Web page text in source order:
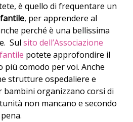
è quello di frequentare un
, per apprendere al
perché è una bellissima
Sulsito dell’Associazione
potete approfondire il
più comodo per voi. Anche
strutture ospedaliere e
bambini organizzano corsi di
non mancano e secondo